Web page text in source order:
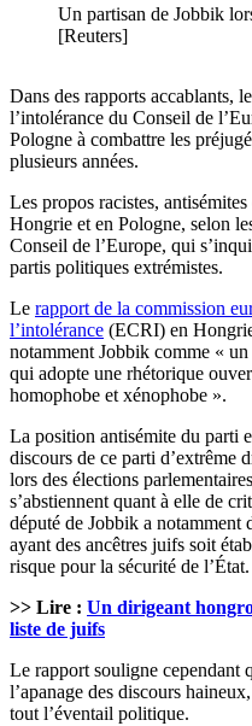
Un partisan de Jobbik
[Reuters]
Dans des rapports accablants,
l’intolérance du Conseil de
Pologne à combattre les
plusieurs années.
Les propos racistes,
Hongrie et en Pologne, selon
Conseil de l’Europe, qui
partis politiques extrémistes.
Le rapport de la commission
l’intolérance (ECRI) en
notamment Jobbik comme «
qui adopte une rhétorique
homophobe et xénophobe ».
La position antisémite du parti
discours de ce parti d’extrême
lors des élections
s’abstiennent quant à elle de
député de Jobbik a notamment
ayant des ancêtres juifs soit
risque pour la sécurité de l’État.
>> Lire : Un dirigeant
liste de juifs
Le rapport souligne cependant
l’apanage des discours
tout l’éventail politique.